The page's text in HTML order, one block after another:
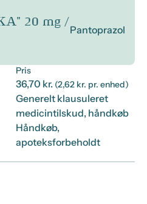
Pantoprazol
Pris
36,70 kr. (2,62 kr. pr. enhed)
Generelt klausuleret
medicintilskud, håndkøb
Håndkøb,
apoteksforbeholdt